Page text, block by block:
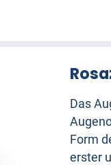
Das
Form
erster